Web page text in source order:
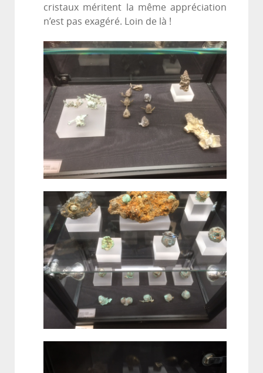
cristaux méritent la même appréciation
n’est pas exagéré. Loin de là !